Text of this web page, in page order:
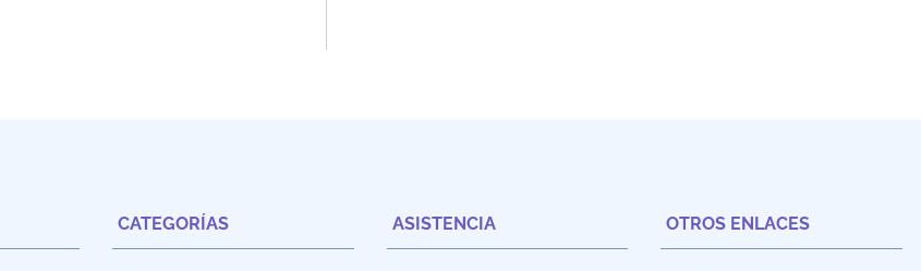
CATEGORÍAS ASISTENCIA OTROS ENLACES